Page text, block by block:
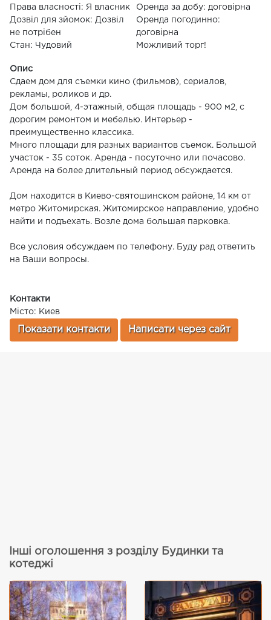
Права власності: Я власник
Дозвіл для зйомок: Дозвіл
не потрібен
Стан: Чудовий
Оренда за добу: договірна
Оренда погодинно:
договірна
Можливий торг!
Опис
Сдаем дом для съемки кино (фильмов), сериалов,
рекламы, роликов и др.
Дом большой, 4-этажный, общая площадь - 900 м2, с
дорогим ремонтом и мебелью. Интерьер -
преимущественно классика.
Много площади для разных вариантов съемок. Большой
участок - 35 соток. Аренда - посуточно или почасово.
Аренда на более длительный период обсуждается.
Дом находится в Киево-святошинском районе, 14 км от
метро Житомирская. Житомирское направление, удобно
найти и подъехать. Возле дома большая парковка.
Все условия обсуждаем по телефону. Буду рад ответить
на Ваши вопросы.
Контакти
Місто: Киев
Показати контакти Написати через сайт
Інші оголошення з розділу Будинки та
котеджі